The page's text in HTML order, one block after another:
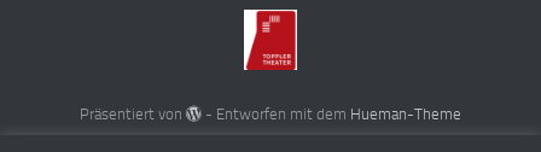
Präsentiert von - Entworfen mit dem Hueman-Theme